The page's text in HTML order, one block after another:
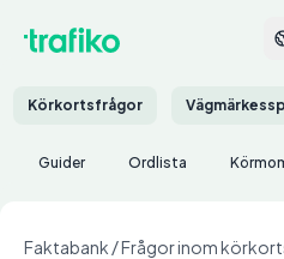
Körkortsfrågor
Guider Ordlista
Faktabank /Frågor inom